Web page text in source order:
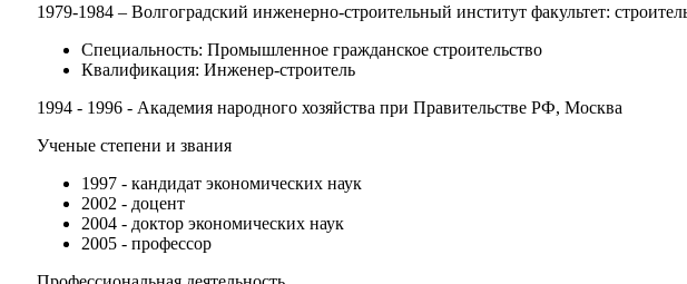
1979-1984 – Волгоградский инженерно-строительный институт факультет:
Специальность: Промышленное гражданское строительство
Квалификация: Инженер-строитель
1994 - 1996 - Академия народного хозяйства при Правительстве РФ, Москва
Ученые степени и звания
1997 - кандидат экономических наук
2002 - доцент
2004 - доктор экономических наук
2005 - профессор